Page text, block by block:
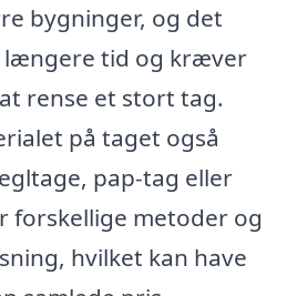
bygninger, og det
tid og kræver
rense et stort tag.
på taget også
pap-tag eller
metoder og
hvilket kan have